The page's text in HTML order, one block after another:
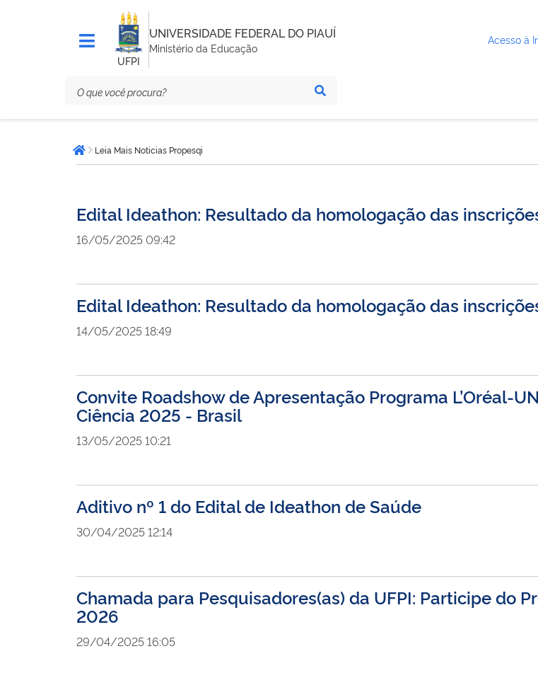
UFPI
UNIVERSIDADE FEDERAL DO PIAUÍ
Ministério da Educação
Acesso à
está
aqui:Página inicial
Leia Mais Noticias Propesqi
Edital Ideathon: Resultado da homologação das
16/05/2025 09:42
Edital Ideathon: Resultado da homologação das
14/05/2025 18:49
Convite Roadshow de Apresentação Programa L’Oréal-
Ciência 2025 - Brasil
13/05/2025 10:21
Aditivo nº 1 do Edital de Ideathon de Saúde
30/04/2025 12:14
Chamada para Pesquisadores(as) da UFPI: Participe do
2026
29/04/2025 16:05